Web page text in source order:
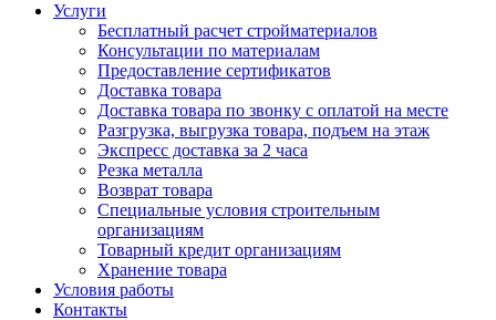
Услуги
Бесплатный расчет стройматериалов
Консультации по материалам
Предоставление сертификатов
Доставка товара
Доставка товара по звонку с оплатой на месте
Разгрузка, выгрузка товара, подъем на этаж
Экспресс доставка за 2 часа
Резка металла
Возврат товара
Специальные условия строительным
организациям
Товарный кредит организациям
Хранение товара
Условия работы
Контакты